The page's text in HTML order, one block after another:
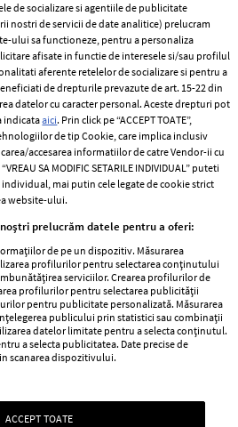
Termeni si conditii
Politica de
confidențialitate
Politica de cookies
Publicitate
femei
Viva
Avantaje
Retete practice
ONJN nr. 821/25.09.2025.
sunt interzise minorilor.
de socializare si agentiile de publicitate
nostri de servicii de date analitice) prelucram
ului sa functioneze, pentru a personaliza
afisate in functie de interesele si/sau profilul
aferente retelelor de socializare si pentru a
de drepturile prevazute de art. 15-22 din
datelor cu caracter personal. Aceste drepturi pot
indicataaici. Prin click pe “ACCEPT TOATE”,
de tip Cookie, care implica inclusiv
accesarea informatiilor de catre Vendor-ii cu
SA MODIFIC SETARILE INDIVIDUAL” puteti
mai putin cele legate de cookie strict
website-ului.
prelucrăm datele pentru a oferi:
de pe un dispozitiv. Măsurarea
profilurilor pentru selectarea conținutului
serviciilor. Crearea profilurilor de
profilurilor pentru selectarea publicității
pentru publicitate personalizată. Măsurarea
publicului prin statistici sau combinații
datelor limitate pentru a selecta conținutul.
a selecta publicitatea. Date precise de
scanarea dispozitivului.
ACCEPT TOATE